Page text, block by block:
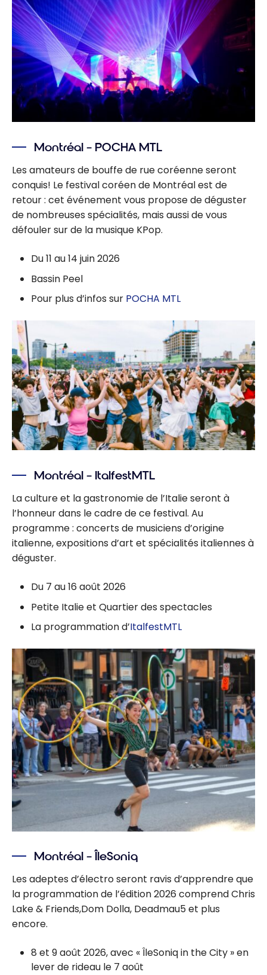
Montréal – POCHA MTL
Les amateurs de bouffe de rue coréenne seront
conquis! Le festival coréen de Montréal est de
retour : cet événement vous propose de déguster
de nombreuses spécialités, mais aussi de vous
défouler sur de la musique KPop.
Du 11 au 14 juin 2026
Bassin Peel
Pour plus d’infos sur POCHA MTL
Montréal – ItalfestMTL
La culture et la gastronomie de l’Italie seront à
l’honneur dans le cadre de ce festival. Au
programme : concerts de musiciens d’origine
italienne, expositions d’art et spécialités italiennes à
déguster.
Du 7 au 16 août 2026
Petite Italie et Quartier des spectacles
La programmation d’ItalfestMTL
Montréal – ÎleSoniq
Les adeptes d’électro seront ravis d’apprendre que
la programmation de l’édition 2026 comprend Chris
Lake & Friends,Dom Dolla, Deadmau5 et plus
encore.
8 et 9 août 2026, avec « ÎleSoniq in the City » en
lever de rideau le 7 août